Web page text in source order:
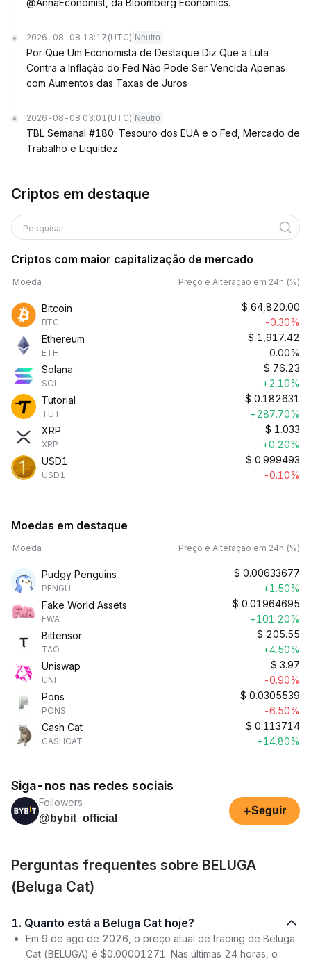
@AnnaEconomist, da Bloomberg Economics.
2026-08-08 13:17 (UTC) Neutro
Por Que Um Economista de Destaque Diz Que a Luta
Contra a Inflação do Fed Não Pode Ser Vencida Apenas
com Aumentos das Taxas de Juros
2026-08-08 03:01 (UTC) Neutro
TBL Semanal #180: Tesouro dos EUA e o Fed, Mercado de
Trabalho e Liquidez
Criptos em destaque
Pesquisar
Criptos com maior capitalização de mercado
Moeda Preço e Alteração em 24h (%)
Bitcoin
BTC
$ 64,820.00
-0.30%
Ethereum
ETH
$ 1,917.42
0.00%
Solana
SOL
$ 76.23
+2.10%
Tutorial
TUT
$ 0.182631
+287.70%
XRP
XRP
$ 1.033
+0.20%
USD1
USD1
$ 0.999493
-0.10%
Moedas em destaque
Moeda Preço e Alteração em 24h (%)
Pudgy Penguins
PENGU
$ 0.00633677
+1.50%
Fake World Assets
FWA
$ 0.01964695
+101.20%
Bittensor
TAO
$ 205.55
+4.50%
Uniswap
UNI
$ 3.97
-0.90%
Pons
PONS
$ 0.0305539
-6.50%
Cash Cat
CASHCAT
$ 0.113714
+14.80%
Siga-nos nas redes sociais
Followers
@bybit_official
+Seguir
Perguntas frequentes sobre BELUGA
(Beluga Cat)
1. Quanto está a Beluga Cat hoje?
Em 9 de ago de 2026, o preço atual de trading de Beluga
Cat (BELUGA) é $0.00001271. Nas últimas 24 horas, o